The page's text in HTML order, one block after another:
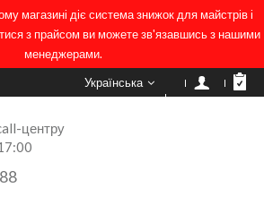
магазині діє система знижок для майстрів і
з прайсом ви можете зв'язавшись з нашими
менеджерами.
Українська
центру